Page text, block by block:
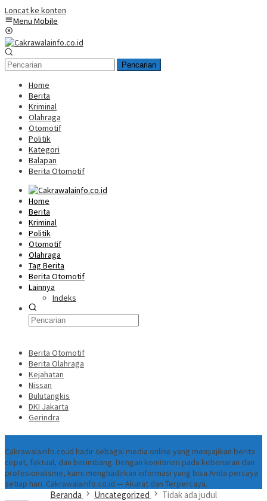
Loncat ke konten
Menu Mobile
Pencarian
Home
Berita
Kriminal
Olahraga
Otomotif
Politik
Kategori
Balapan
Berita Otomotif
Home
Berita
Kriminal
Politik
Otomotif
Olahraga
Tag Berita
Berita Otomotif
Lainnya
Indeks
Berita Otomotif
Berita Olahraga
Kejahatan
Nissan
Bulutangkis
DKI Jakarta
Gerindra
Cakrawalainfo.co.id hadir sebagai media online yang menyajikan berita
cepat, faktual, dan berimbang. Dengan komitmen pada kebenaran dan
profesionalisme, kami menghadirkan informasi yang bisa Anda percaya
setiap hari. Cakrawalainfo.co.id — Akurat dan Terpercaya.
Beranda Uncategorized Tidak ada judul